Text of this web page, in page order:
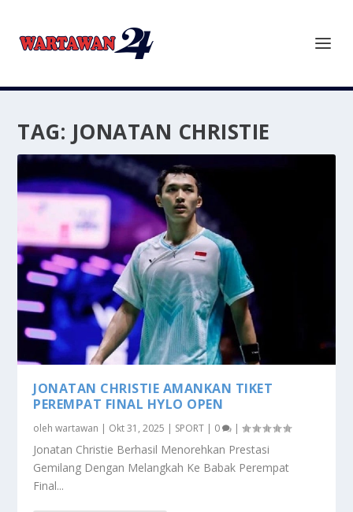
TAG: JONATAN CHRISTIE
JONATAN CHRISTIE AMANKAN TIKET
PEREMPAT FINAL HYLO OPEN
olehwartawan | Okt 31, 2025 | SPORT | 0 |
Jonatan Christie Berhasil Menorehkan Prestasi
Gemilang Dengan Melangkah Ke Babak Perempat
Final...